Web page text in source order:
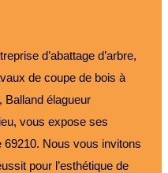
d’abattage d’arbre,
de coupe de bois à
Balland élagueur
vous expose ses
Nous vous invitons
pour l’esthétique de